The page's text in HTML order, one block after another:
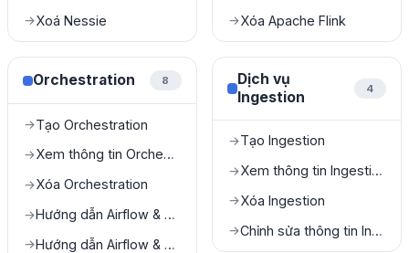
→Xoá Nessie →Xóa Apache Flink
Orchestration 8
→Tạo Orchestration
→ Xem thông tin Orchestration
→Xóa Orchestration
→ Hướng dẫn Airflow & dbt
→ Hướng dẫn Airflow & My Workspace
Dịch vụ
Ingestion
4
→Tạo Ingestion
→ Xem thông tin Ingestion
→Xóa Ingestion
→ Chỉnh sửa thông tin Ingestion